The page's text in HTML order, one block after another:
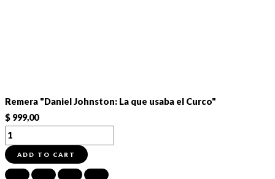
Remera "Daniel Johnston: La que usaba el Curco"
$ 999,00
Remera
"Daniel
Johnston:
ADD TO CART